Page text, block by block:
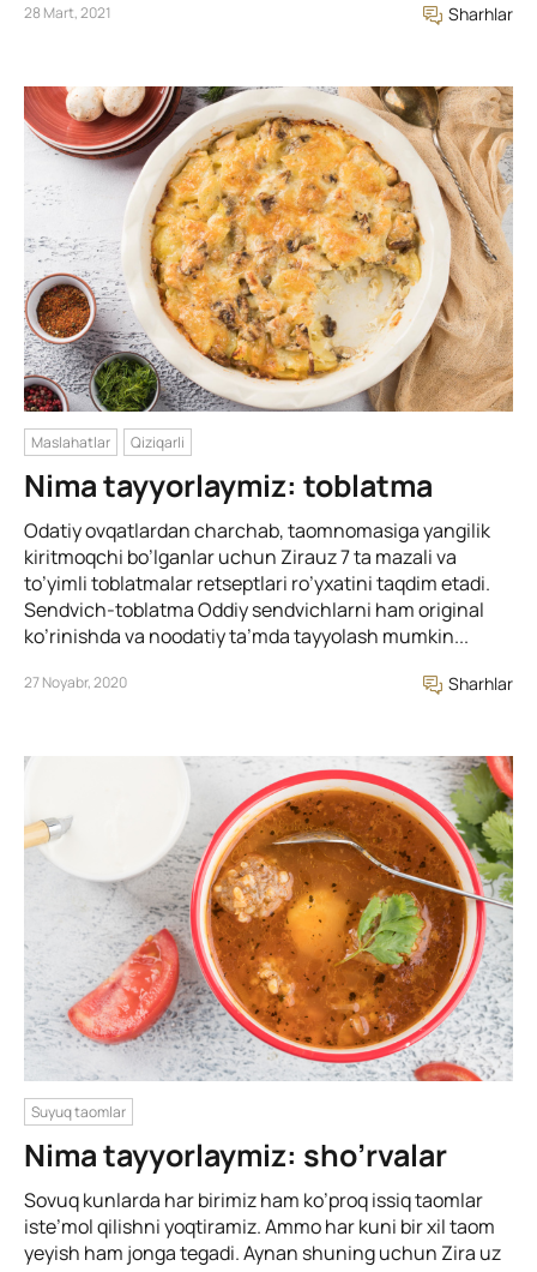
28 Mart, 2021 Sharhlar
Maslahatlar Qiziqarli
Nima tayyorlaymiz: toblatma
Odatiy ovqatlardan charchab, taomnomasiga yangilik
kiritmoqchi bo’lganlar uchun Zirauz 7 ta mazali va
to’yimli toblatmalar retseptlari ro’yxatini taqdim etadi.
Sendvich-toblatma Oddiy sendvichlarni ham original
ko’rinishda va noodatiy ta’mda tayyolash mumkin...
27 Noyabr, 2020 Sharhlar
Suyuq taomlar
Nima tayyorlaymiz: sho’rvalar
Sovuq kunlarda har birimiz ham ko’proq issiq taomlar
iste’mol qilishni yoqtiramiz. Ammo har kuni bir xil taom
yeyish ham jonga tegadi. Aynan shuning uchun Zira uz